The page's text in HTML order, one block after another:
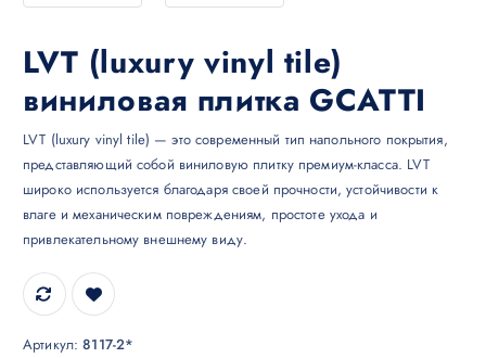
LVT (luxury vinyl tile)
виниловая плитка GCATTI
LVT (luxury vinyl tile) — это современный тип напольного покрытия,
представляющий собой виниловую плитку премиум-класса. LVT
широко используется благодаря своей прочности, устойчивости к
влаге и механическим повреждениям, простоте ухода и
привлекательному внешнему виду.
Артикул:8117-2*